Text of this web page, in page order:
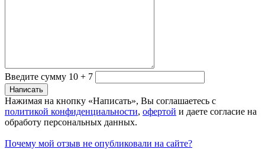
Введите сумму 10 + 7
Нажимая на кнопку «Написать», Вы соглашаетесь с
политикой конфиденциальности, офертой и даете согласие на
обработу персональных данных.
Почему мой отзыв не опубликовали на сайте?